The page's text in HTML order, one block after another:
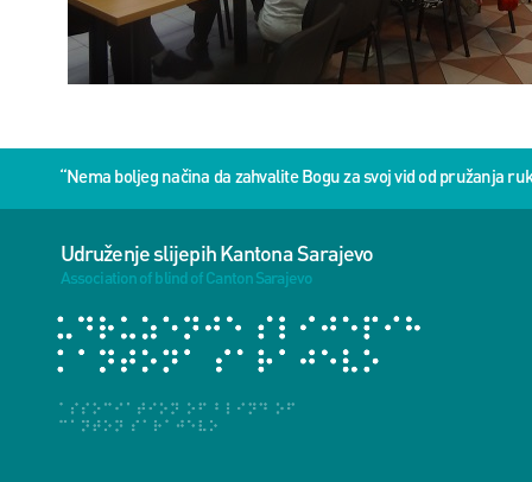
“Nema boljeg načina da zahvalite Bogu za svoj vid od pružanja
Udruženje slijepih Kantona Sarajevo
Association of blind of Canton Sarajevo